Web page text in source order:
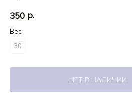
350 р.
Вес
30
НЕТ В НАЛИЧИИ